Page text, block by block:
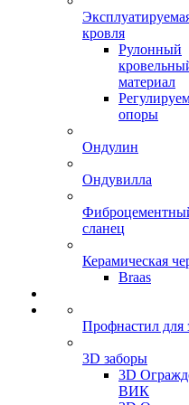
кровля
Рулонный
материал
опоры
Ондулин
Ондувилла
сланец
Керамическая
Braas
Профнастил для
3D заборы
3D
ВИК